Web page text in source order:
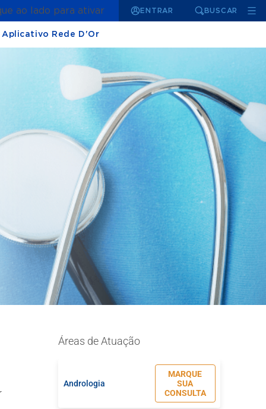
ao lado para ativar ENTRAR BUSCAR
Aplicativo Rede D'Or
Áreas de Atuação
Andrologia
MARQUE
SUA
CONSULTA